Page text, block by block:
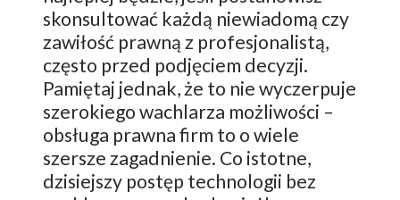
skonsultować każdą niewiadomą czy
zawiłość prawną z profesjonalistą,
często przed podjęciem decyzji.
Pamiętaj jednak, że to nie wyczerpuje
szerokiego wachlarza możliwości –
obsługa prawna firm to o wiele
szersze zagadnienie. Co istotne,
dzisiejszy postęp technologii bez